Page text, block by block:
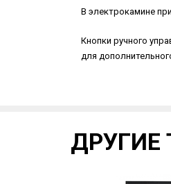
В электрокамине
Кнопки ручного
для
ДРУГИЕ